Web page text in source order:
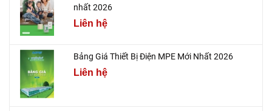
nhất 2026
Liên hệ
Bảng Giá Thiết Bị Điện MPE Mới Nhất 2026
Liên hệ